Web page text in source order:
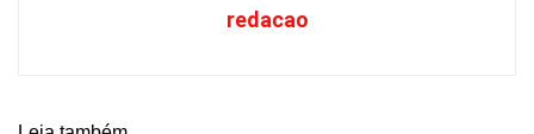
redacao